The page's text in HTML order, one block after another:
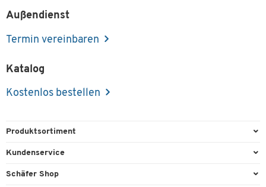
Außendienst
Termin vereinbaren
Katalog
Kostenlos bestellen
Produktsortiment
Büroausstattung
Kundenservice
Direktbestellung
Schäfer Shop